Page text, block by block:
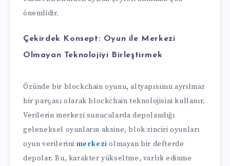
önemlidir.
Çekirdek Konsept: Oyun ile Merkezi
Olmayan Teknolojiyi Birleştirmek
Özünde bir blockchain oyunu, altyapısının ayrılmaz
bir parçası olarak blockchain teknolojisini kullanır.
Verilerin merkezi sunucularda depolandığı
geleneksel oyunların aksine, blok zinciri oyunları
oyun verilerini merkezi olmayan bir defterde
depolar. Bu, karakter yükseltme, varlık edinme